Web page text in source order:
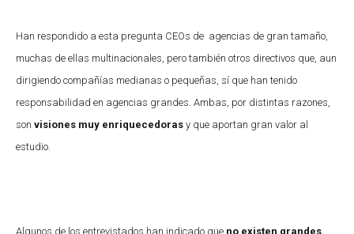
Han respondido a esta pregunta CEOs de agencias de gran tamaño,
muchas de ellas multinacionales, pero también otros directivos que, aun
dirigiendo compañías medianas o pequeñas, sí que han tenido
responsabilidad en agencias grandes. Ambas, por distintas razones,
son visiones muy enriquecedoras y que aportan gran valor al
estudio.
Algunos de los entrevistados han indicado que no existen grandes